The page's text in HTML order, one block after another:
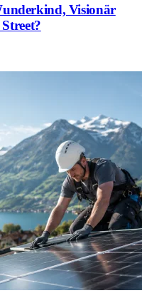
Visionär